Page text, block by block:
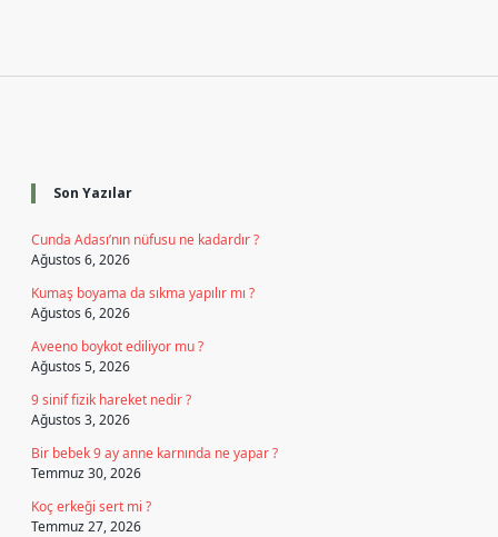
Son Yazılar
Cunda Adası’nın nüfusu ne kadardır ?
Ağustos 6, 2026
Kumaş boyama da sıkma yapılır mı ?
Ağustos 6, 2026
Aveeno boykot ediliyor mu ?
Ağustos 5, 2026
9 sinif fizik hareket nedir ?
Ağustos 3, 2026
Bir bebek 9 ay anne karnında ne yapar ?
Temmuz 30, 2026
Koç erkeği sert mi ?
Temmuz 27, 2026